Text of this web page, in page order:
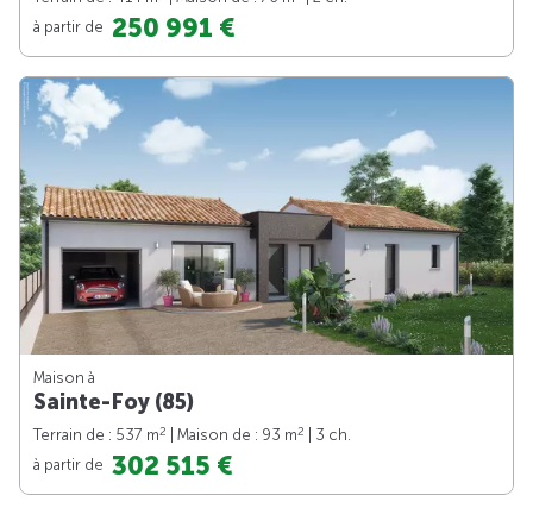
à partir de 250 991 €
Maison à
Sainte-Foy (85)
Terrain de : 537 m2 | Maison de : 93 m2
| 3 ch.
à partir de 302 515 €